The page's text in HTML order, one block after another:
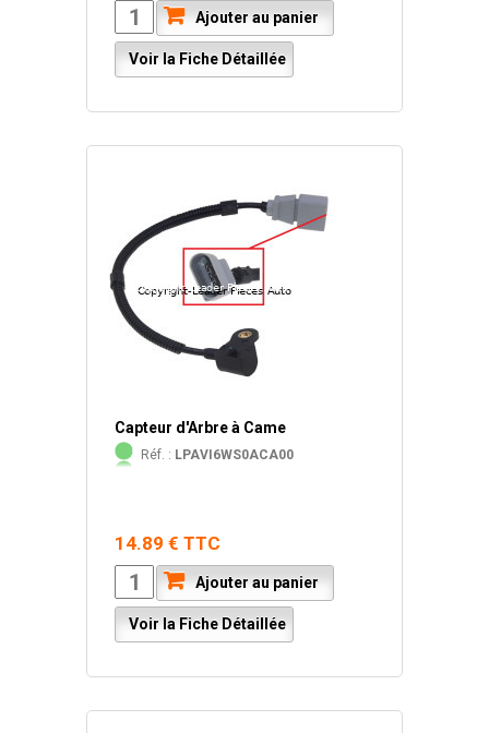
Ajouter au panier
Voir la Fiche Détaillée
Capteur d'Arbre à Came
Réf. : LPAVI6WS0ACA00
14.89 € TTC
Ajouter au panier
Voir la Fiche Détaillée